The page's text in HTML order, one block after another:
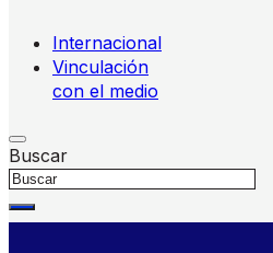
Internacional
Vinculación
con el medio
Buscar